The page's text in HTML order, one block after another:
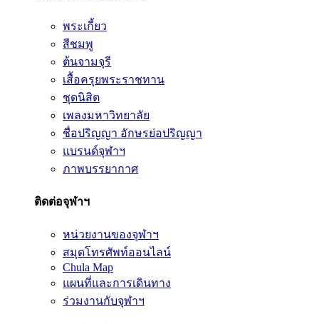
พระเกี้ยว
สีชมพู
ต้นจามจุรี
เสื้อครุยพระราชทาน
ชุดนิสิต
เพลงมหาวิทยาลัย
ชื่อปริญญา อักษรย่อปริญญา
แบรนด์จุฬาฯ
ภาพบรรยากาศ
ติดต่อจุฬาฯ
หน่วยงานของจุฬาฯ
สมุดโทรศัพท์ออนไลน์
Chula Map
แผนที่และการเดินทาง
ร่วมงานกับจุฬาฯ